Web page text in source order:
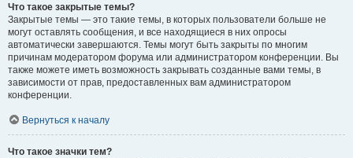
Что такое закрытые темы?
Закрытые темы — это такие темы, в которых пользователи больше не
могут оставлять сообщения, и все находящиеся в них опросы
автоматически завершаются. Темы могут быть закрыты по многим
причинам модератором форума или администратором конференции. Вы
также можете иметь возможность закрывать созданные вами темы, в
зависимости от прав, предоставленных вам администратором
конференции.
Вернуться к началу
Что такое значки тем?